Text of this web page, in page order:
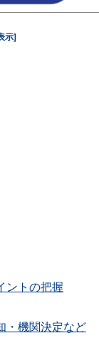
示]
ントの把握
・機関決定など